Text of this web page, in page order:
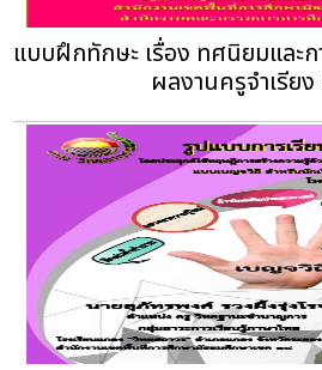
แบบฝึกทักษะ เรื่อง ทศนิยมและ
ผลงานครูจำเรีย